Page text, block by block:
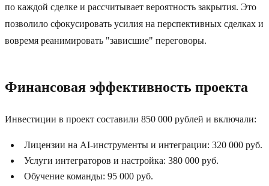
по каждой сделке и рассчитывает вероятность закрытия. Это
позволило сфокусировать усилия на перспективных сделках и
вовремя реанимировать "зависшие" переговоры.
Финансовая эффективность проекта
Инвестиции в проект составили 850 000 рублей и включали:
Лицензии на AI-инструменты и интеграции: 320 000 руб.
Услуги интеграторов и настройка: 380 000 руб.
Обучение команды: 95 000 руб.